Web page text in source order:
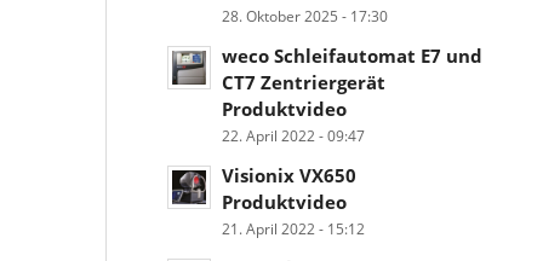
28. Oktober 2025 - 17:30
weco Schleifautomat E7 und
CT7 Zentriergerät
Produktvideo
22. April 2022 - 09:47
Visionix VX650
Produktvideo
21. April 2022 - 15:12